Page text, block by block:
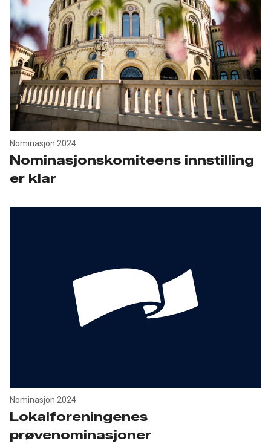
Nominasjon 2024
Nominasjonskomiteens innstilling
er klar
Nominasjon 2024
Lokalforeningenes
prøvenominasjoner